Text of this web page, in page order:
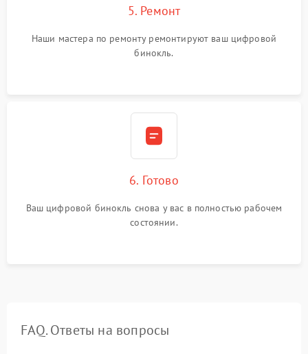
5. Ремонт
Наши мастера по ремонту ремонтируют ваш цифровой
бинокль.
6. Готово
Ваш цифровой бинокль снова у вас в полностью рабочем
состоянии.
FAQ. Ответы на вопросы